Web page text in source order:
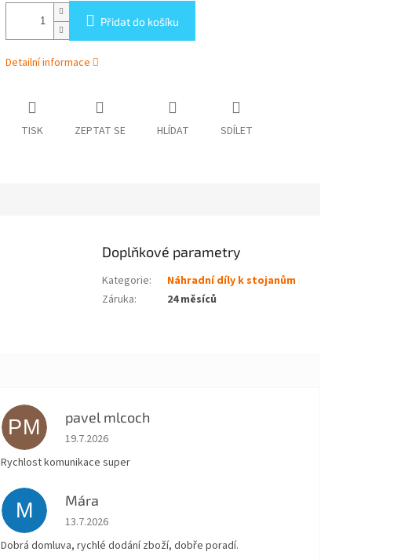
Přidat do košíku
Detailní informace
TISK ZEPTAT SE HLÍDAT SDÍLET
Doplňkové parametry
Kategorie:
Náhradní díly k stojanům
Záruka: 24 měsíců
PM pavel mlcoch
Hodnocení obchodu je 5 z 5 hvězdiček.
19.7.2026
Rychlost komunikace super
M Mára
Hodnocení obchodu je 5 z 5 hvězdiček.
13.7.2026
Dobrá domluva, rychlé dodání zboží, dobře poradí.